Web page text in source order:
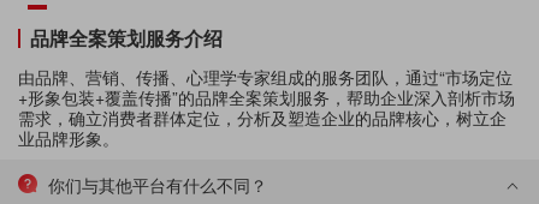
品牌全案策划服务介绍
由品牌、营销、传播、心理学专家组成的服务团队，通过“市场定位
+形象包装+覆盖传播”的品牌全案策划服务，帮助企业深入剖析市场
需求，确立消费者群体定位，分析及塑造企业的品牌核心，树立企
业品牌形象。
你们与其他平台有什么不同？